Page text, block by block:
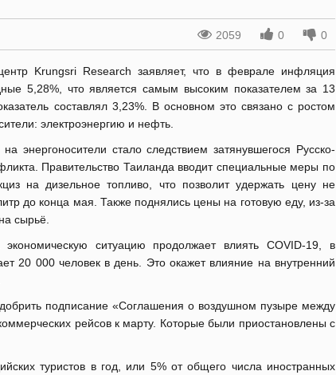
2059 0 0
Krungsri Research заявляет, что в феврале инфляция
5,28%, что является самым высоким показателем за 13
составлял 3,23%. В основном это связано с ростом
электроэнергию и нефть.
энергоносители стало следствием затянувшегося Русско-
Правительство Таиланда вводит специальные меры по
на дизельное топливо, что позволит удержать цену не
до конца мая. Также поднялись цены на готовую еду, из-за
сырьё.
ситуацию продолжает влиять COVID-19, в
20 000 человек в день. Это окажет влияние на внутренний
подписание «Соглашения о воздушном пузыре между
рейсов к марту. Которые были приостановлены с
туристов в год, или 5% от общего числа иностранных